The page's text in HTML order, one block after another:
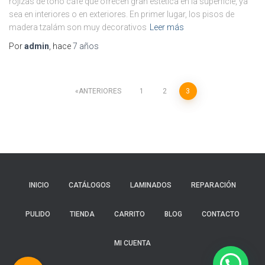
sea en interiores o en exteriores. En primer lugar, los pisos de
madera tzalám son muy decorativos Leer más
Poradmin, hace7 años
Paginación
entradas
ANTERIORES 1 2 3
INICIO CATÁLOGOS LAMINADOS REPARACIÓN
PULIDO TIENDA CARRITO BLOG CONTACTO
MI CUENTA